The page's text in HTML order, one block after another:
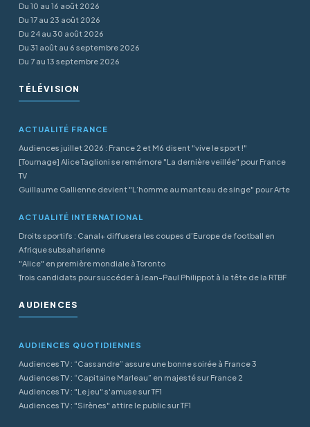
Du 10 au 16 août 2026
Du 17 au 23 août 2026
Du 24 au 30 août 2026
Du 31 août au 6 septembre 2026
Du 7 au 13 septembre 2026
TÉLÉVISION
ACTUALITÉ FRANCE
Audiences juillet 2026 : France 2 et M6 disent "vive le sport !"
[Tournage] Alice Taglioni se remémore "La dernière veillée" pour France
TV
Guillaume Gallienne devient "L’homme au manteau de singe" pour Arte
ACTUALITÉ INTERNATIONAL
Droits sportifs : Canal+ diffusera les coupes d’Europe de football en
Afrique subsaharienne
"Alice" en première mondiale à Toronto
Trois candidats pour succéder à Jean-Paul Philippot à la tête de la RTBF
AUDIENCES
AUDIENCES QUOTIDIENNES
Audiences TV : “Cassandre” assure une bonne soirée à France 3
Audiences TV : “Capitaine Marleau” en majesté sur France 2
Audiences TV : "Le jeu" s'amuse sur TF1
Audiences TV : "Sirènes" attire le public sur TF1